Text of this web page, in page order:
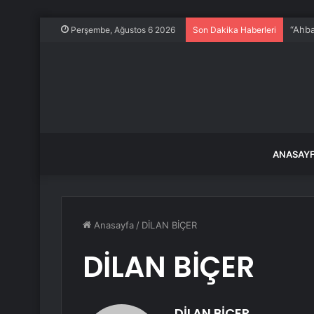
Perşembe, Ağustos 6 2026 Son Dakika Haberleri
Anasayfa / DİLAN BİÇER
DİLAN BİÇER